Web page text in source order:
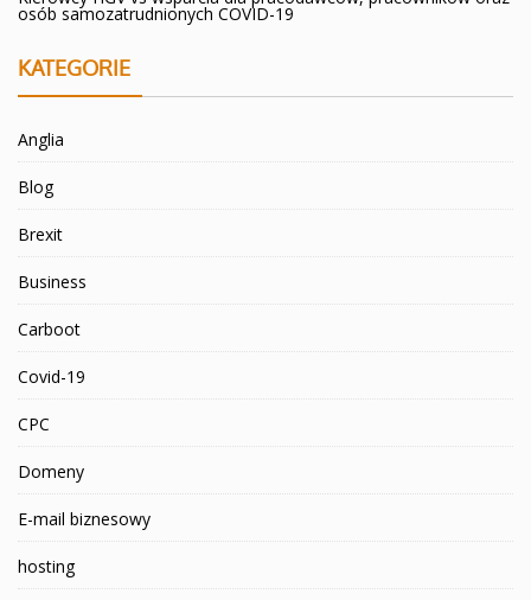
osób samozatrudnionych COVID-19
KATEGORIE
Anglia
Blog
Brexit
Business
Carboot
Covid-19
CPC
Domeny
E-mail biznesowy
hosting